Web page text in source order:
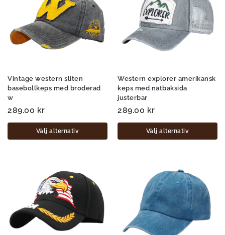
Vintage western sliten
basebollkeps med broderad
w
289.00 kr
Välj alternativ
Western explorer amerikansk
keps med nätbaksida
justerbar
289.00 kr
Välj alternativ